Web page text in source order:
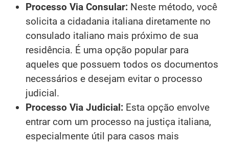
Processo Via Consular: Neste método, você
solicita a cidadania italiana diretamente no
consulado italiano mais próximo de sua
residência. É uma opção popular para
aqueles que possuem todos os documentos
necessários e desejam evitar o processo
judicial.
Processo Via Judicial: Esta opção envolve
entrar com um processo na justiça italiana,
especialmente útil para casos mais